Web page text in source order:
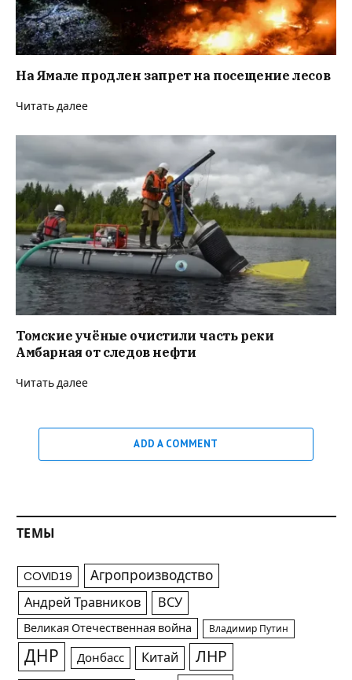
На Ямале продлен запрет на посещение лесов
Читать далее
Томские учёные очистили часть реки
Амбарная от следов нефти
Читать далее
ADD A COMMENT
ТЕМЫ
COVID19 Агропроизводство
Андрей Травников ВСУ
Великая Отечественная война Владимир Путин
ДНР Донбасс Китай ЛНР